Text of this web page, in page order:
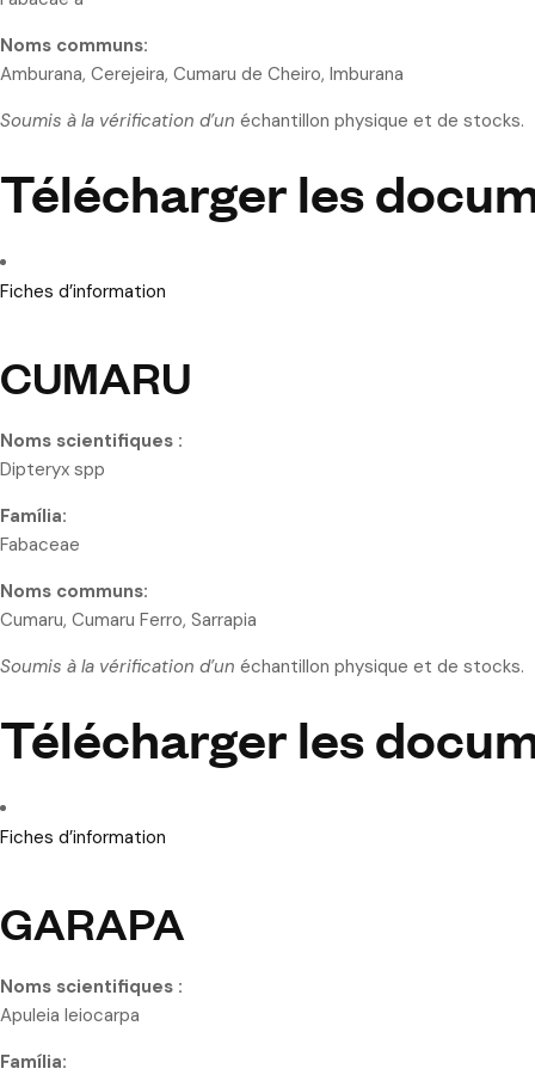
Noms communs:
Amburana, Cerejeira, Cumaru de Cheiro, Imburana
Soumis à la vérification d’un échantillon physique et de stocks.
Télécharger les
Fiches d’information
CUMARU
Noms scientifiques :
Dipteryx spp
Família:
Fabaceae
Noms communs:
Cumaru, Cumaru Ferro, Sarrapia
Soumis à la vérification d’un échantillon physique et de stocks.
Télécharger les
Fiches d’information
GARAPA
Noms scientifiques :
Apuleia leiocarpa
Família: